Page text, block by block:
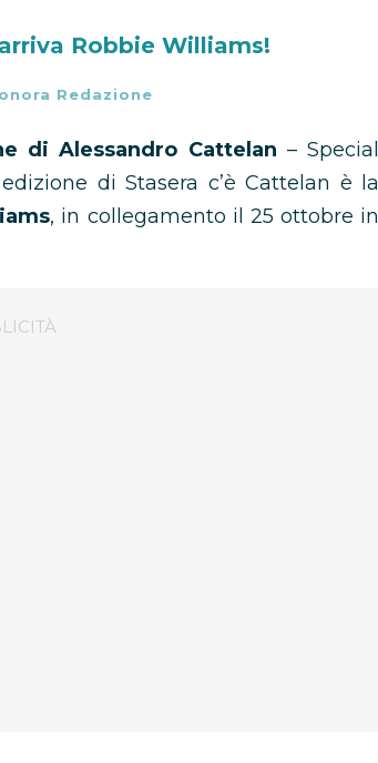
Robbie Williams!
Redazione
di Alessandro Cattelan – Special
di Stasera c’è Cattelan è la
, in collegamento il 25 ottobre in